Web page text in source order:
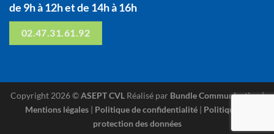
de 9h à 12h et de 14h à 16h
02.47.31.61.92
Copyright 2026 ©ASEPT CVLRéalisé par Bundle Communication|
Mentions légales| Politique de confidentialité| Politique de
protection des données